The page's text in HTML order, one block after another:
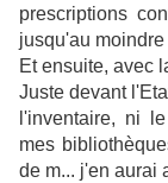
prescriptions
jusqu'au moindre
Et ensuite, avec
Juste devant
l'inventaire, ni
mes
de m... j'en aurai